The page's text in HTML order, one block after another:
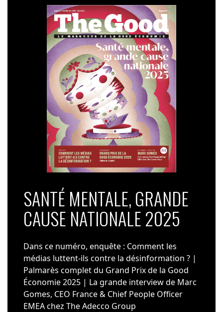
SANTÉ MENTALE, GRANDE
CAUSE NATIONALE 2025
Dans ce numéro, enquête : Comment les
médias luttent-ils contre la désinformation ? |
Palmarès complet du Grand Prix de la Good
Économie 2025 | La grande interview de Marc
Gomes, CEO France & Chief People Officer
EMEA chez The Adecco Group